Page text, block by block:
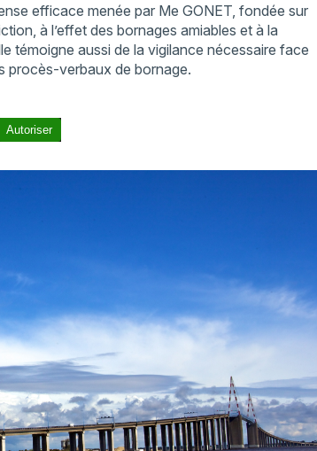
efficace menée par Me GONET, fondée sur
à l’effet des bornages amiables et à la
témoigne aussi de la vigilance nécessaire face
procès-verbaux de bornage.
Autoriser